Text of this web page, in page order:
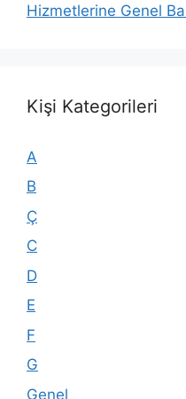
Hizmetlerine Genel
Kişi Kategorileri
A
B
Ç
C
D
E
F
G
Genel